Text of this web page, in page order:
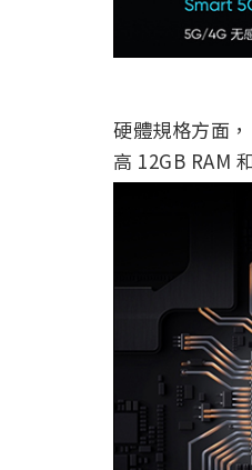
硬體規格方面
高 12GB RAM